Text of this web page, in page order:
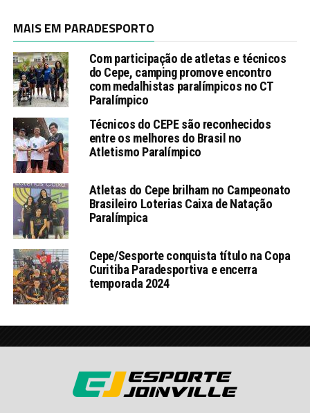
MAIS EM PARADESPORTO
Com participação de atletas e técnicos
do Cepe, camping promove encontro
com medalhistas paralímpicos no CT
Paralímpico
Técnicos do CEPE são reconhecidos
entre os melhores do Brasil no
Atletismo Paralímpico
Atletas do Cepe brilham no Campeonato
Brasileiro Loterias Caixa de Natação
Paralímpica
Cepe/Sesporte conquista título na Copa
Curitiba Paradesportiva e encerra
temporada 2024